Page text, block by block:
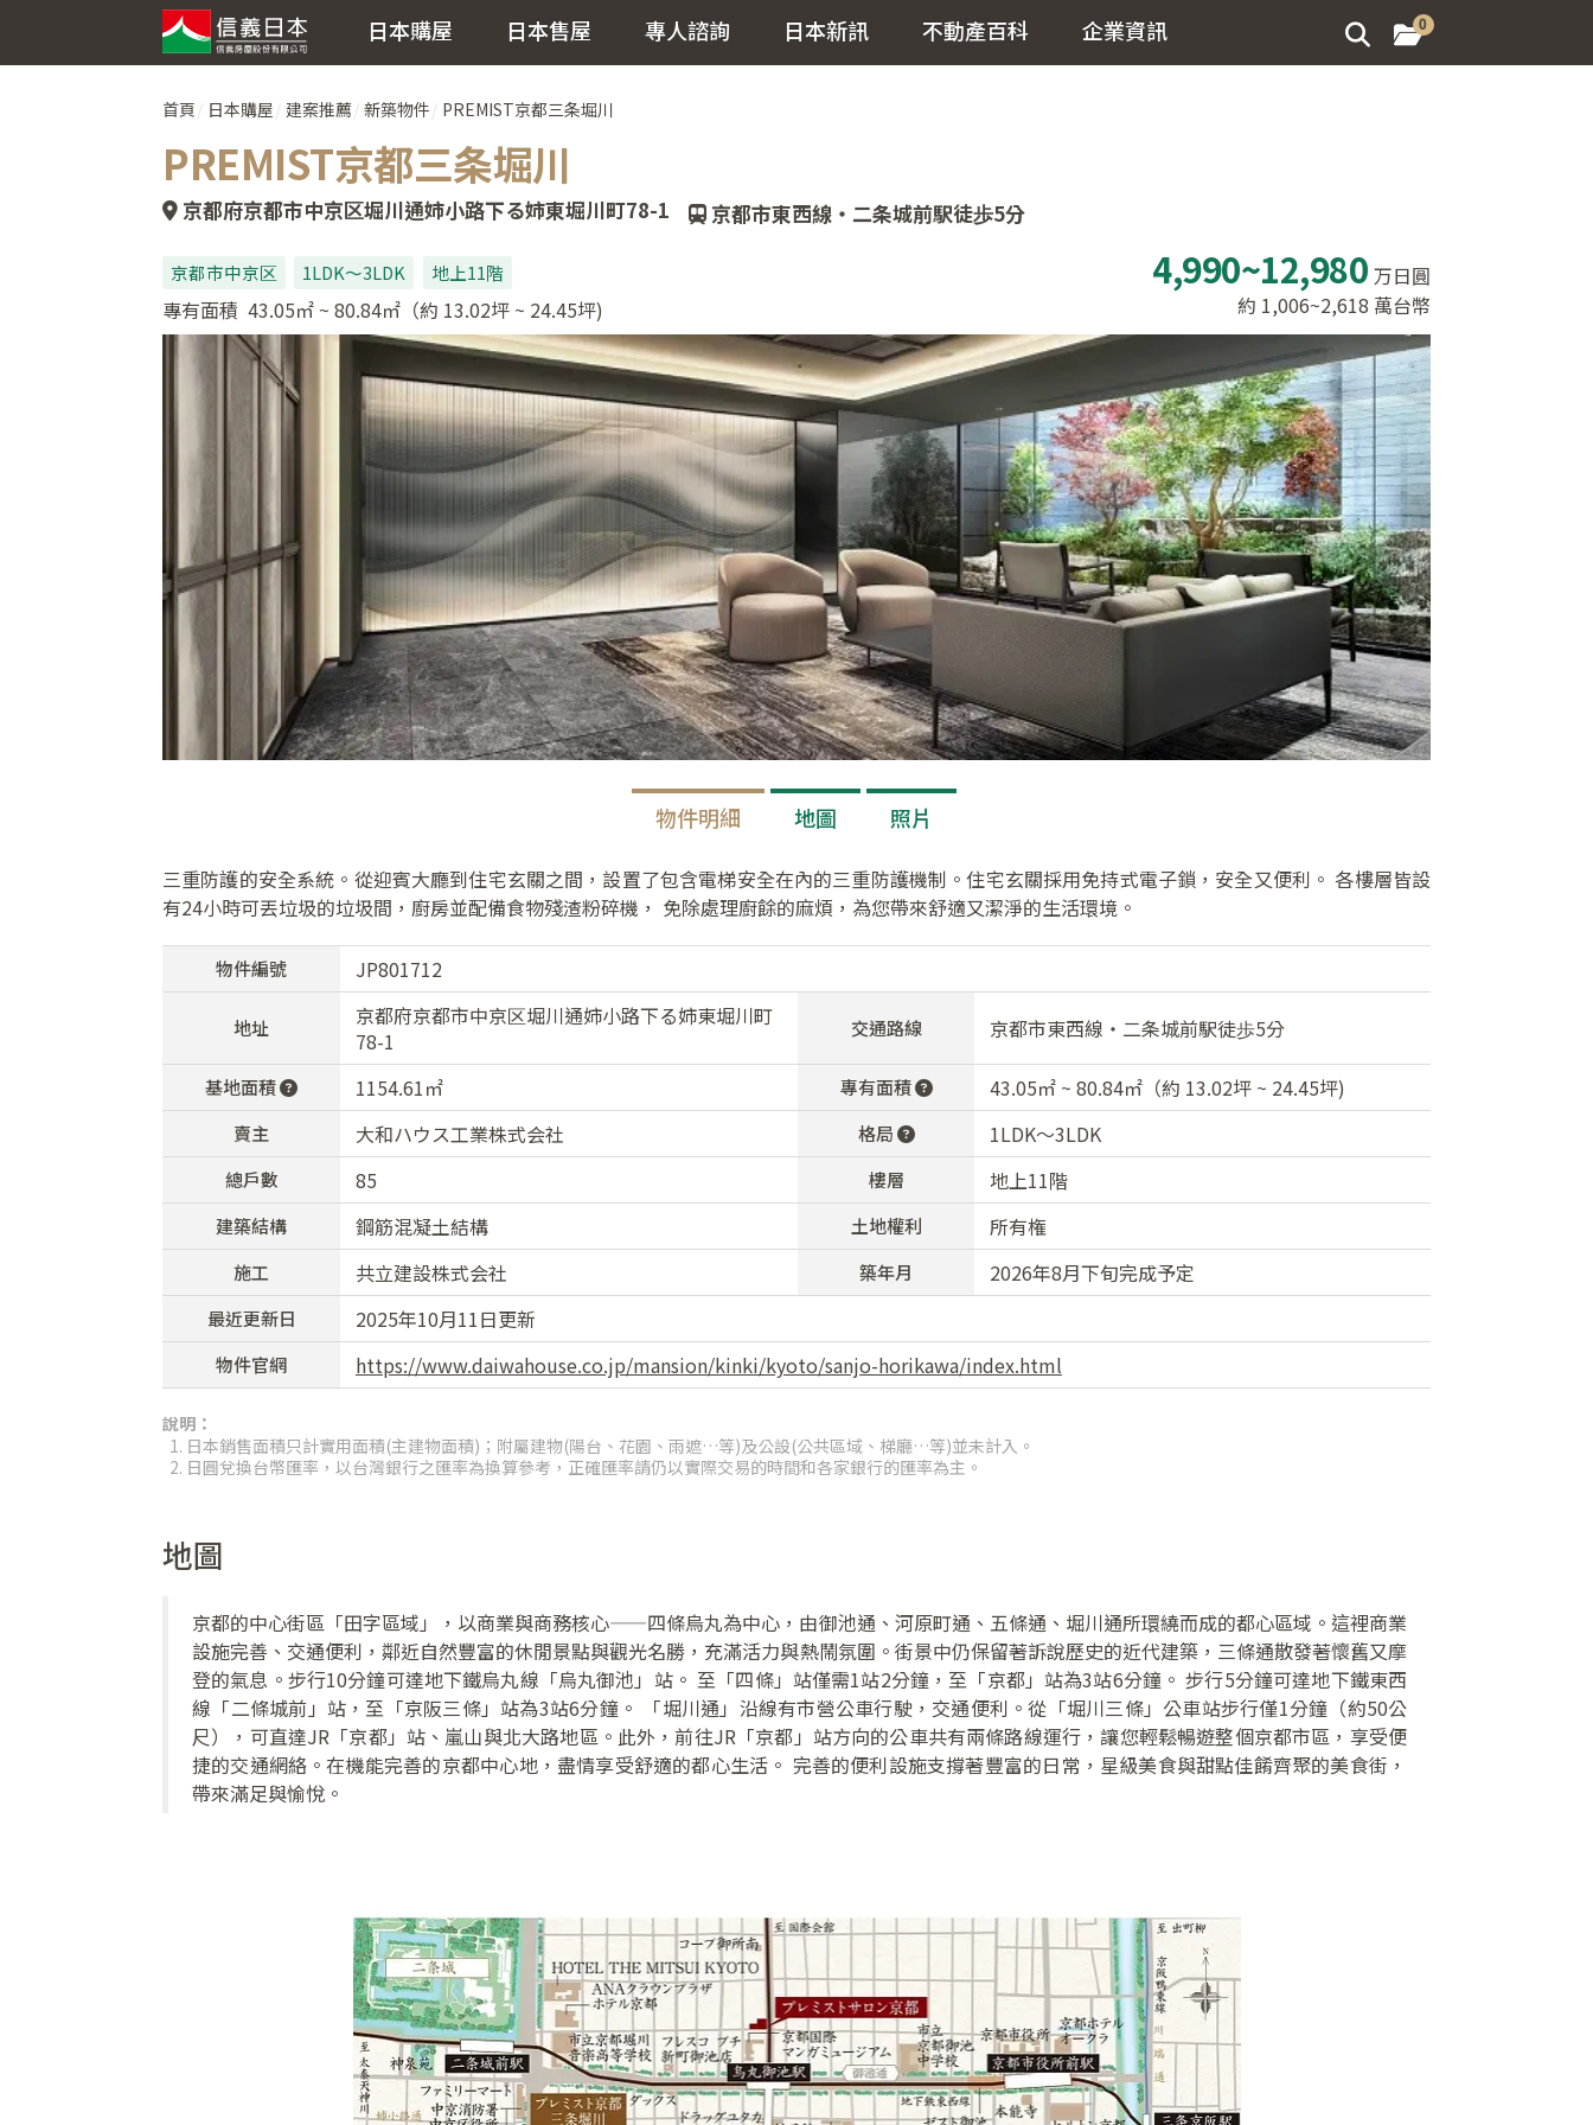
日本購屋 日本售屋 專人諮詢 日本新訊 不動產百科 企業資訊 0
首頁 日本購屋 建案推薦 新築物件 PREMIST京都三条堀川
PREMIST京都三条堀川
京都府京都市中京区堀川通姉小路下る姉東堀川町78-1 京都市東西線・二条城前駅徒歩5分
4,990~12,980 万日圓
約 1,006~2,618 萬台幣
京都市中京区 1LDK～3LDK 地上11階
專有面積 43.05㎡ ~ 80.84㎡（約 13.02坪 ~ 24.45坪)
物件明細 地圖 照片
三重防護的安全系統。從迎賓大廳到住宅玄關之間，設置了包含電梯安全在內的三重防護機制。住宅玄關採用免持式電子鎖，安全又便利。 各樓層皆設
有24小時可丟垃圾的垃圾間，廚房並配備食物殘渣粉碎機， 免除處理廚餘的麻煩，為您帶來舒適又潔淨的生活環境。
物件編號 JP801712
地址
京都府京都市中京区堀川通姉小路下る姉東堀川町
78-1
交通路線 京都市東西線・二条城前駅徒歩5分
基地面積 1154.61㎡ 專有面積 43.05㎡ ~ 80.84㎡（約 13.02坪 ~ 24.45坪)
賣主 大和ハウス工業株式会社 格局 1LDK～3LDK
總戶數 85 樓層 地上11階
建築結構 鋼筋混凝土結構 土地權利 所有権
施工 共立建設株式会社 築年月 2026年8月下旬完成予定
最近更新日 2025年10月11日更新
物件官網 https://www.daiwahouse.co.jp/mansion/kinki/kyoto/sanjo-horikawa/index.html
說明：
日本銷售面積只計實用面積(主建物面積)；附屬建物(陽台、花園、雨遮…等)及公設(公共區域、梯廳…等)並未計入。
日圓兌換台幣匯率，以台灣銀行之匯率為換算參考，正確匯率請仍以實際交易的時間和各家銀行的匯率為主。
地圖
京都的中心街區「田字區域」，以商業與商務核心——四條烏丸為中心，由御池通、河原町通、五條通、堀川通所環繞而成的都心區域。這裡商業
設施完善、交通便利，鄰近自然豐富的休閒景點與觀光名勝，充滿活力與熱鬧氛圍。街景中仍保留著訴說歷史的近代建築，三條通散發著懷舊又摩
登的氣息。 步行10分鐘可達地下鐵烏丸線「烏丸御池」站。 至「四條」站僅需1站2分鐘，至「京都」站為3站6分鐘。 步行5分鐘可達地下鐵東西
線「二條城前」站，至「京阪三條」站為3站6分鐘。 「堀川通」沿線有市營公車行駛，交通便利。從「堀川三條」公車站步行僅1分鐘（約50公
尺），可直達JR「京都」站、嵐山與北大路地區。此外，前往JR「京都」站方向的公車共有兩條路線運行，讓您輕鬆暢遊整個京都市區，享受便
捷的交通網絡。在機能完善的京都中心地，盡情享受舒適的都心生活。 完善的便利設施支撐著豐富的日常，星級美食與甜點佳餚齊聚的美食街，
帶來滿足與愉悅。